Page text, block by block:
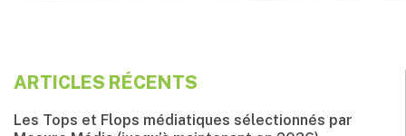
ARTICLES RÉCENTS
Les Tops et Flops médiatiques sélectionnés par